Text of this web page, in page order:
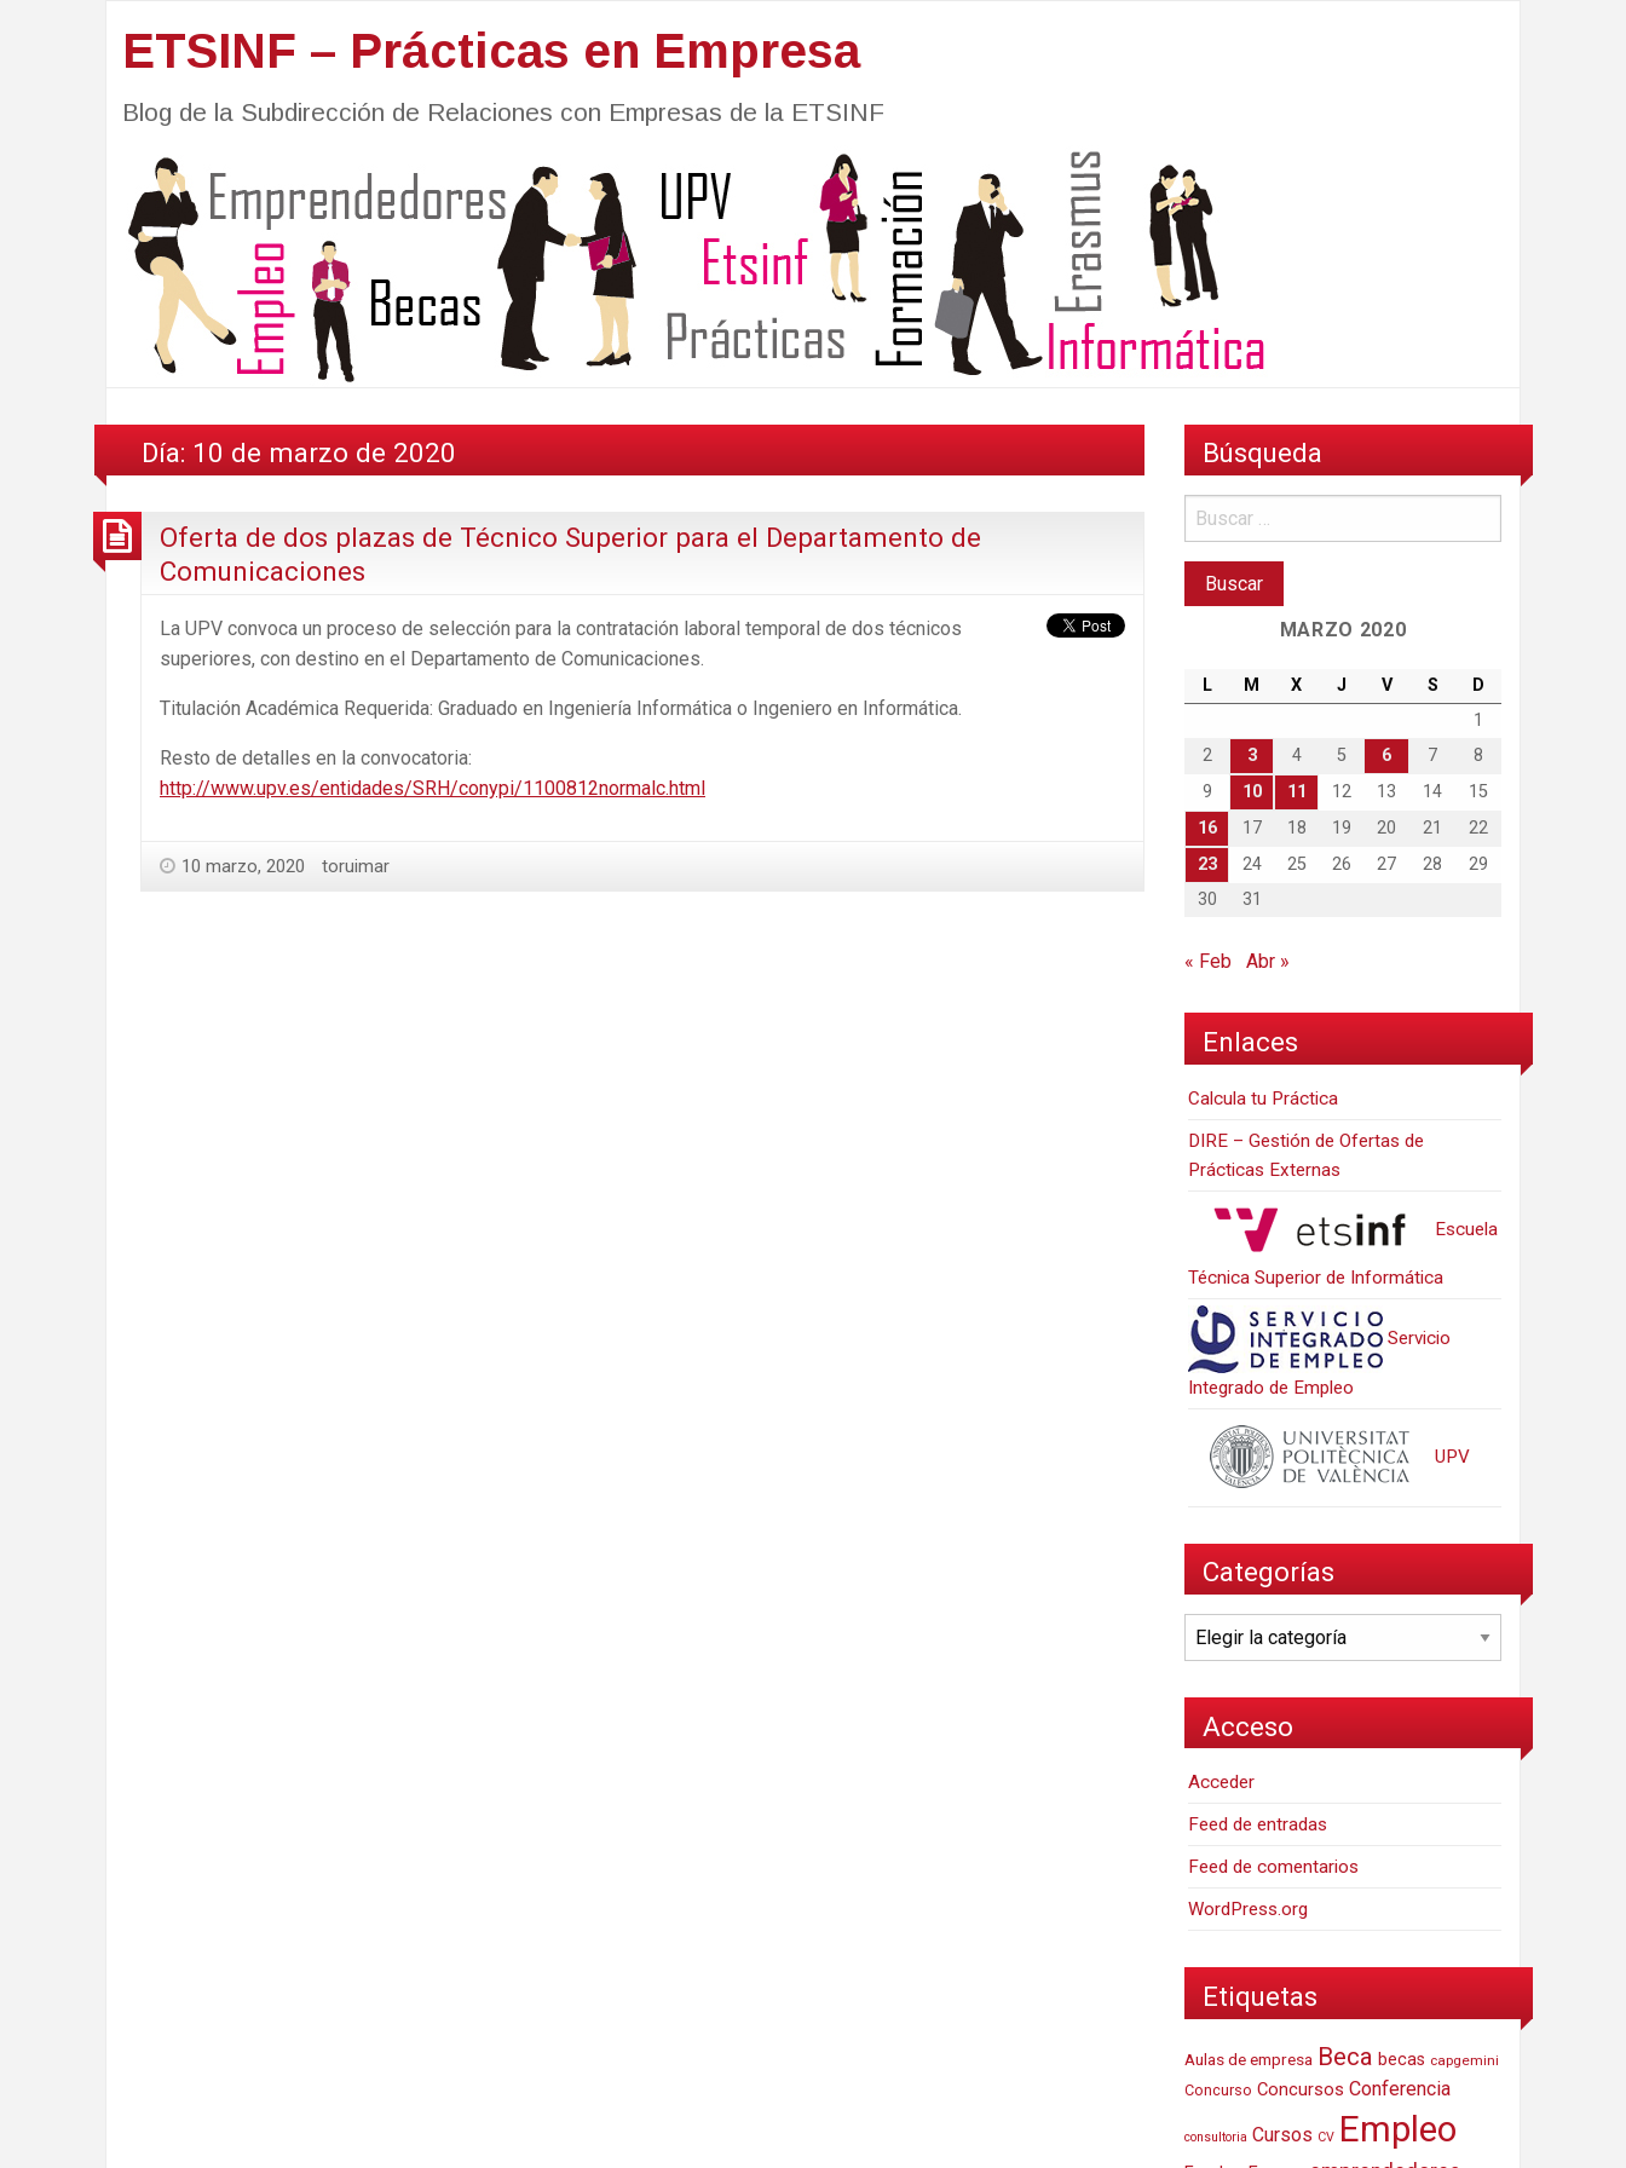
ETSINF – Prácticas en Empresa
Blog de la Subdirección de Relaciones con Empresas de la ETSINF
Día: 10 de marzo de 2020
Oferta de dos plazas de Técnico Superior para el Departamento de
Comunicaciones
La UPV convoca un proceso de selección para la contratación laboral temporal de dos técnicos
superiores, con destino en el Departamento de Comunicaciones.
Titulación Académica Requerida: Graduado en Ingeniería Informática o Ingeniero en Informática.
Resto de detalles en la convocatoria:
http://www.upv.es/entidades/SRH/conypi/1100812normalc.html
10 marzo, 2020 toruimar
Búsqueda
MARZO 2020
L M X J V S
D
1
2
3 4 5 6 7
8
9
10 11 12 13 14
15
16
17 18 19 20 21
22
23
24 25 26 27 28
29
30
31
« Feb Abr »
Enlaces
Calcula tu Práctica
DIRE – Gestión de Ofertas de
Prácticas Externas
Escuela
Técnica Superior de Informática
Servicio
Integrado de Empleo
UPV
Categorías
Categorías
Acceso
Acceder
Feed de entradas
Feed de comentarios
WordPress.org
Etiquetas
Aulas de empresa Beca becas capgemini
Concurso Concursos Conferencia
consultoria Cursos CV Empleo